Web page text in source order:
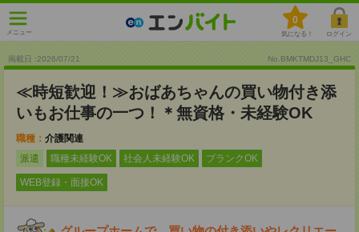
メニュー
0
気になる！ ログイン
掲載日 :2026/07/21 No.BMKTMDJ13_GHC
≪時短歓迎！≫おばあちゃんの買い物付き添
いもお仕事の一つ！＊無資格・未経験OK
職種： 介護関連
派遣
職種未経験OK 社会人未経験OK ブランクOK
WEB登録・面接OK